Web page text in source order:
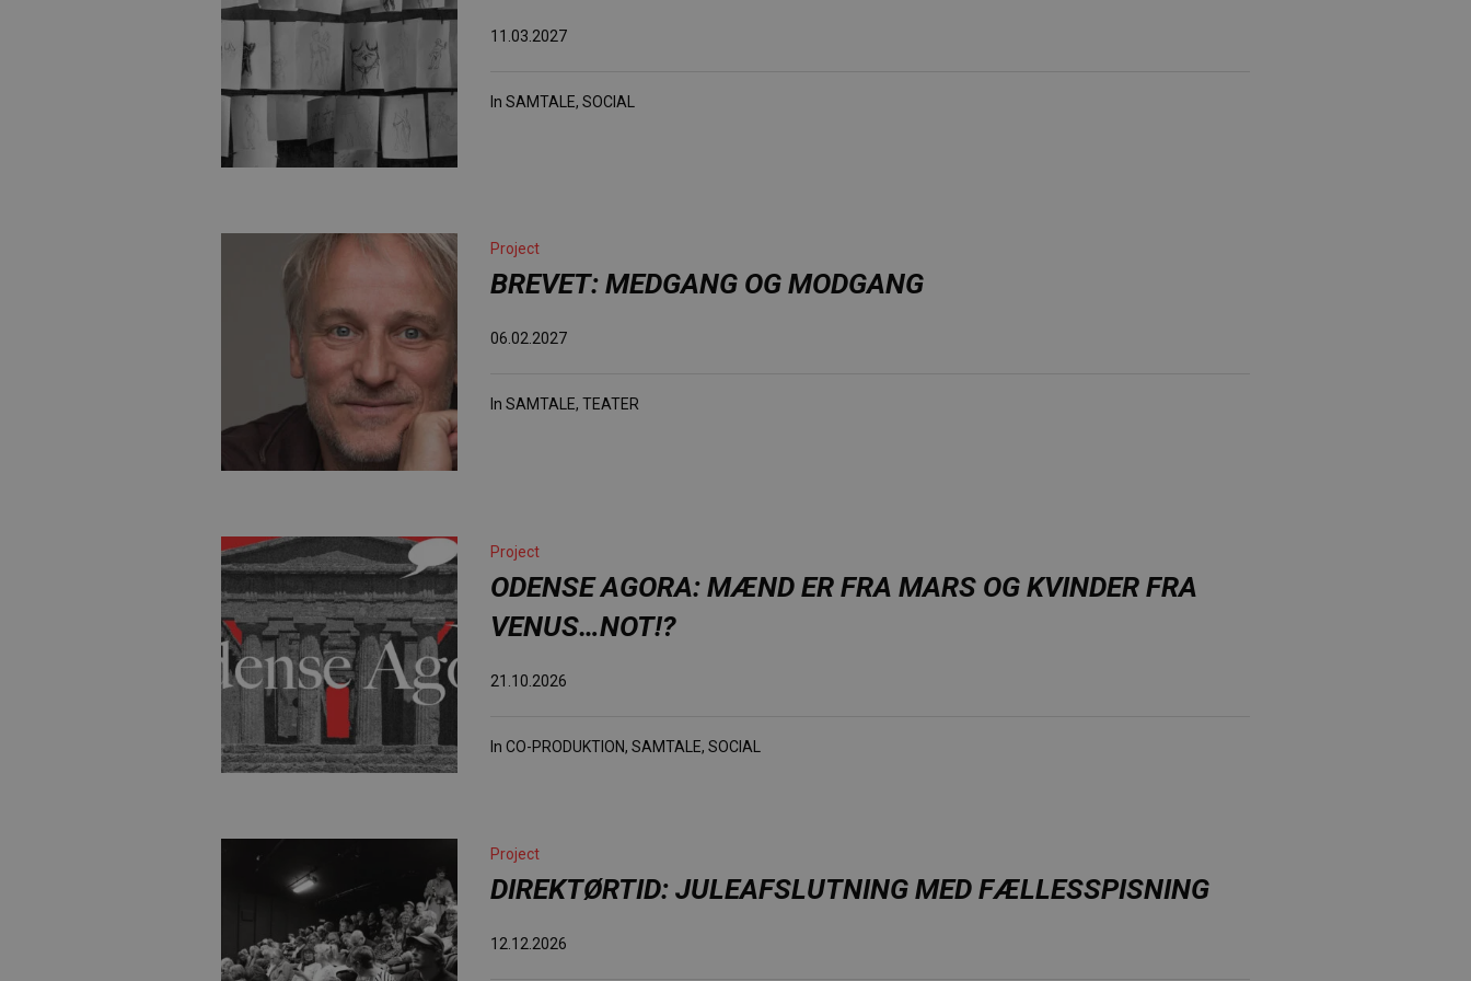
11.03.2027
InSAMTALE,SOCIAL
Project
BREVET: MEDGANG OG MODGANG
06.02.2027
InSAMTALE,TEATER
Project
ODENSE AGORA: MÆND ER FRA MARS OG KVINDER FRA
VENUS…NOT!?
21.10.2026
InCO-PRODUKTION,SAMTALE,SOCIAL
Project
DIREKTØRTID: JULEAFSLUTNING MED FÆLLESSPISNING
12.12.2026